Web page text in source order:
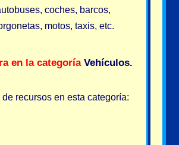
coches, barcos,
motos, taxis, etc.
en la categoría Vehículos.
de recursos en esta categoría: